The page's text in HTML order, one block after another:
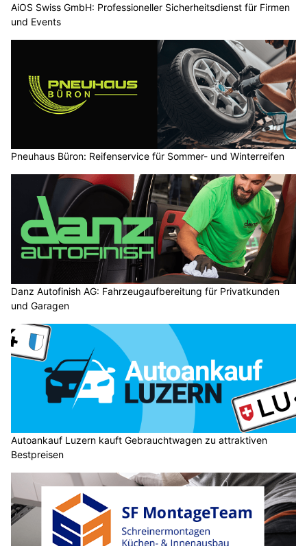
AiOS Swiss GmbH: Professioneller Sicherheitsdienst für Firmen
und Events
Pneuhaus Büron: Reifenservice für Sommer- und Winterreifen
Danz Autofinish AG: Fahrzeugaufbereitung für Privatkunden
und Garagen
Autoankauf Luzern kauft Gebrauchtwagen zu attraktiven
Bestpreisen